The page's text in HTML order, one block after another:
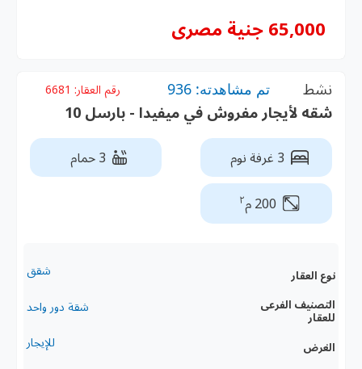
65,000 جنية مصرى
نشط تم مشاهدته: 936 رقم العقار: 6681
شقه لأيجار مفروش في ميفيدا - بارسل 10
3 غرفة نوم 3 حمام
200 م ٢
نوع العقار شقق
التصنيف الفرعى
للعقار
شقة دور واحد
الغرض للإيجار